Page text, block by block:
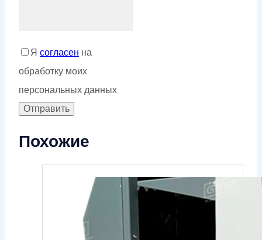
Я согласен на
обработку моих
персональных данных
Похожие